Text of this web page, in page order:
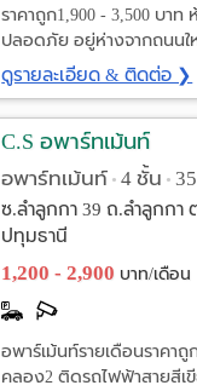
ราคาถูก1,900 - 3,500 บาท
ปลอดภัย อยู่ห่างจากถนนใ
ดูรายละเอียด & ติดต่อ ❯
C.S อพาร์ทเม้นท์
อพาร์ทเม้นท์ • 4 ชั้น •
ซ.ลำลูกกา 39 ถ.ลำลูกกา
ปทุมธานี
1,200 - 2,900 บาท/เดือน
อพาร์เม้นท์รายเดือนราคา
คลอง2 ติดรถไฟฟ้าสายสีเ